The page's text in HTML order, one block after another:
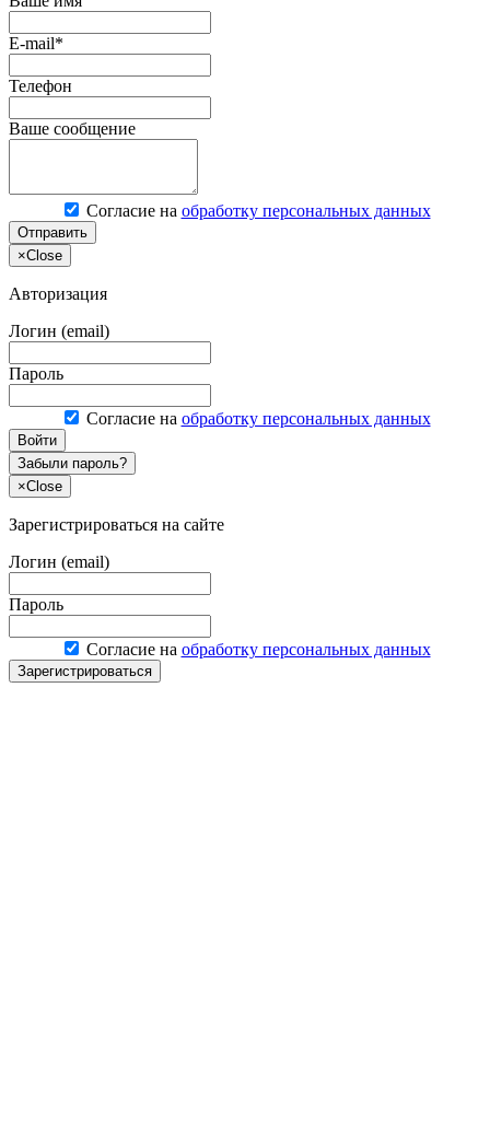
E-mail*
Телефон
Ваше сообщение
Согласие на обработку персональных данных
Отправить
×Close
Авторизация
Логин (email)
Пароль
Согласие на обработку персональных данных
Войти
Забыли пароль?
×Close
Зарегистрироваться на сайте
Логин (email)
Пароль
Согласие на обработку персональных данных
Зарегистрироваться